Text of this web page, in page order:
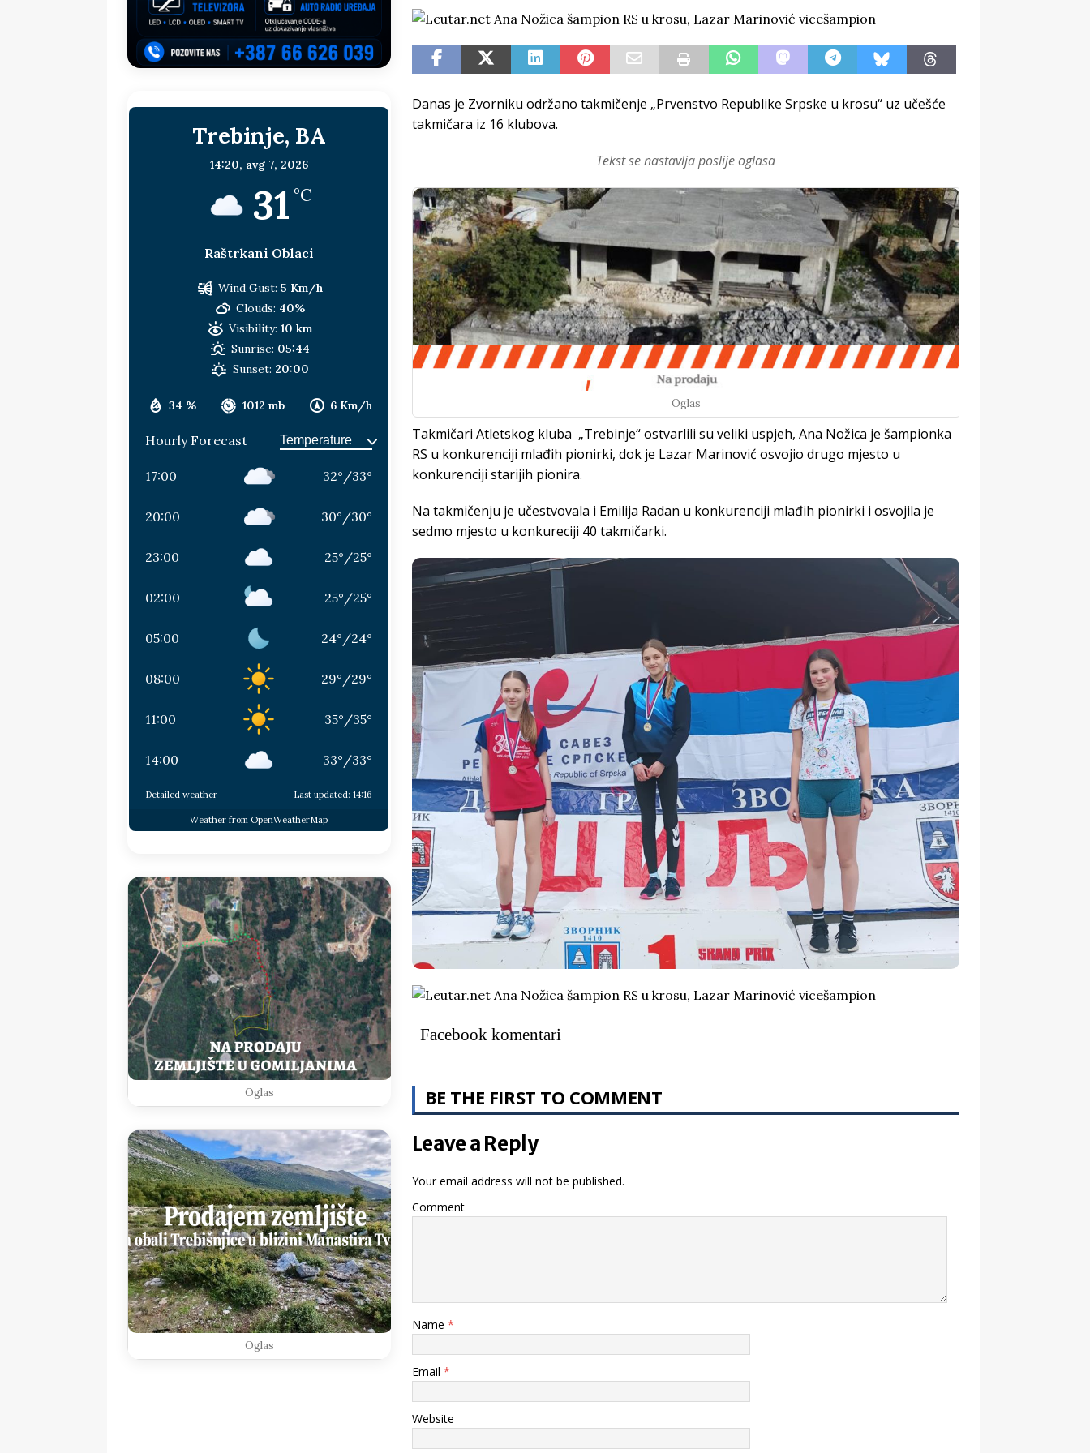
sljedeća meta!? BOSNA I HERCEGOVINA
[ 14. jul 2026. ] Budimiru je jako žao! REPUBLIKA SRPSKA
Dodik i Vučić nisu u sukobu, pogotovo nisu zbog Eleka LIČNI STAV
[ 11. jul 2026. ] Ako se povučemo i sve im prepustimo, ostaće nam samo siledžije i tišina BOSNA I
HERCEGOVINA
[ 9. jul 2026. ] RTRS-u blokirani svi računi
[ 30. jul 2026. ] Uhapšen bivši gradonačelnik Splita, Željko Kerum SVIJET
Danas je Zvorniku održano takmičenje „Prvenstvo Republike Srpske u krosu“ uz učešće
takmičara iz 16 klubova.
Tekst se nastavlja poslije oglasa
Oglas
Takmičari Atletskog kluba „Trebinje“ ostvarlili su veliki uspjeh, Ana Nožica je šampionka
RS u konkurenciji mlađih pionirki, dok je Lazar Marinović osvojio drugo mjesto u
konkurenciji starijih pionira.
Na takmičenju je učestvovala i Emilija Radan u konkurenciji mlađih pionirki i osvojila je
sedmo mjesto u konkureciji 40 takmičarki.
Facebook komentari
BE THE FIRST TO COMMENT
Leave a Reply
Your email address will not be published.
Comment
Name *
Email *
Website
Trebinje, BA
14:20, avg 7, 2026
31 °C
Raštrkani Oblaci
34 % 1012 mb 6 Km/h
Wind Gust: 5 Km/h
Clouds: 40%
Visibility: 10 km
Sunrise: 05:44
Sunset: 20:00
Hourly Forecast
17:00 32° /33°
20:00 30° /30°
23:00 25° /25°
02:00 25° /25°
05:00 24° /24°
08:00 29° /29°
11:00 35° /35°
14:00 33° /33°
Detailed weather Last updated: 14:16
Weather from OpenWeatherMap
Oglas
Oglas